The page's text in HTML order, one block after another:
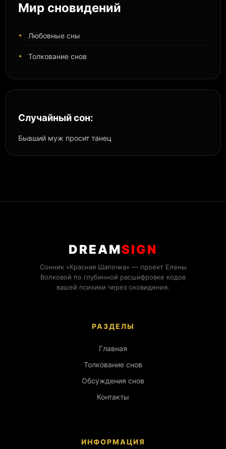
Мир сновидений
Любовные сны
Толкование снов
Случайный сон:
Бывший муж просит танец
DREAMSIGN
Сонник «Красная Шапочка» — проект Елены
Волковой по глубинной расшифровке кодов
вашей психики через сновидения.
РАЗДЕЛЫ
Главная
Толкование снов
Обсуждения снов
Контакты
ИНФОРМАЦИЯ